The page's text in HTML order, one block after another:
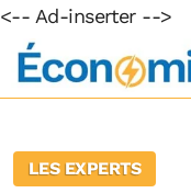
<-- Ad-inserter -->
LES EXPERTS